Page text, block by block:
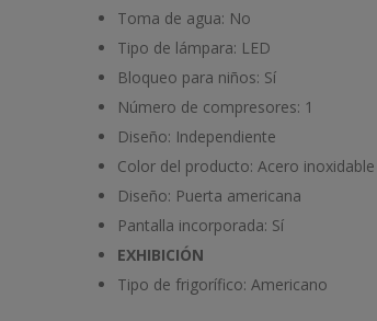
Toma de agua: No
Tipo de lámpara: LED
Bloqueo para niños: Sí
Número de compresores: 1
Diseño: Independiente
Color del producto: Acero inoxidable
Diseño: Puerta americana
Pantalla incorporada: Sí
EXHIBICIÓN
Tipo de frigorífico: Americano